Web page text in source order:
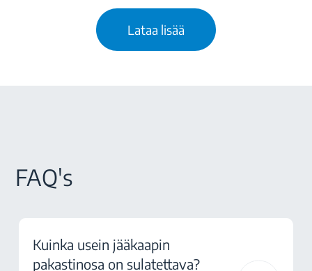
Lataa lisää
FAQ's
Kuinka usein jääkaapin
pakastinosa on sulatettava?